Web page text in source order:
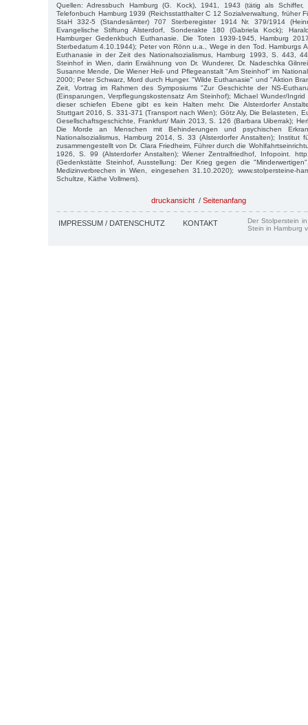
Quellen: Adressbuch Hamburg (G. Kock), 1941, 1943 (tätig als Schiffer,
Telefonbuch Hamburg 1939 (Reichsstatthalter C 12 Sozialverwaltung, früher
StaH 332-5 (Standesämter) 707 Sterberegister 1914 Nr. 379/1914
Evangelische Stiftung Alsterdorf, Sonderakte 180 (Gabriela Kock);
Hamburger Gedenkbuch Euthanasie. Die Toten 1939-1945, Hamburg
Sterbedatum 4.10.1944); Peter von Rönn u.a., Wege in den Tod. Hamburgs
Euthanasie in der Zeit des Nationalsozialismus, Hamburg 1993, S. 443,
Steinhof in Wien, darin Erwähnung von Dr. Wunderer, Dr. Nadeschka
Susanne Mende, Die Wiener Heil- und Pflegeanstalt "Am Steinhof" im
2000; Peter Schwarz, Mord durch Hunger. "Wilde Euthanasie" und "Aktion
Zeit, Vortrag im Rahmen des Symposiums "Zur Geschichte der NS-
(Einsparungen, Verpflegungskostensatz Am Steinhof); Michael Wunder/
dieser schiefen Ebene gibt es kein Halten mehr. Die Alsterdorfer
Stuttgart 2016, S. 331-371 (Transport nach Wien); Götz Aly, Die Belasteten,
Gesellschaftsgeschichte, Frankfurt/ Main 2013, S. 126 (Barbara Uiberrak);
Die Morde an Menschen mit Behinderungen und psychischen
Nationalsozialismus, Hamburg 2014, S. 33 (Alsterdorfer Anstalten); Institut
zusammengestellt von Dr. Clara Friedheim, Führer durch die
1926, S. 99 (Alsterdorfer Anstalten); Wiener Zentralfriedhof, Infopoint.
(Gedenkstätte Steinhof, Ausstellung: Der Krieg gegen die
Medizinverbrechen in Wien, eingesehen 31.10.2020); www.stolpersteine-
Schultze, Käthe Vollmers).
druckansicht / Seitenanfang
IMPRESSUM / DATENSCHUTZ KONTAKT
Der Stolperstein
Stein in Hamburg